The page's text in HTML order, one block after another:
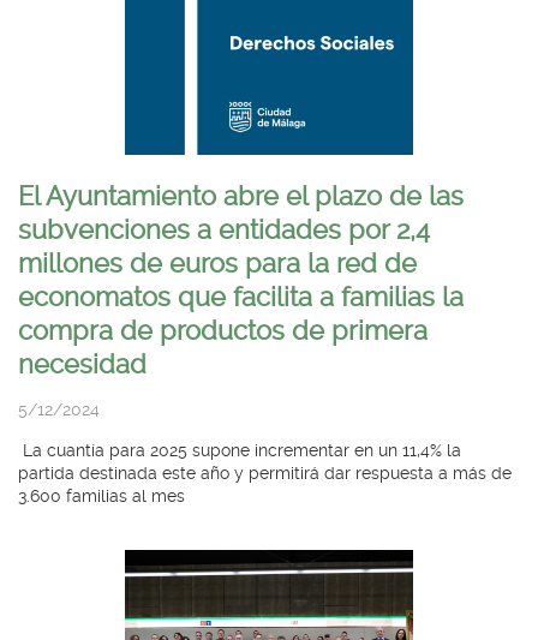
El Ayuntamiento abre el plazo de las
subvenciones a entidades por 2,4
millones de euros para la red de
economatos que facilita a familias la
compra de productos de primera
necesidad
5/12/2024
La cuantía para 2025 supone incrementar en un 11,4% la
partida destinada este año y permitirá dar respuesta a más de
3.600 familias al mes